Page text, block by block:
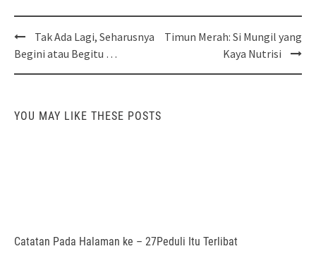
Post
navigation
Tak Ada Lagi, Seharusnya
Begini atau Begitu …
Timun Merah: Si Mungil yang
Kaya Nutrisi
YOU MAY LIKE THESE POSTS
Catatan Pada Halaman ke – 27Peduli Itu Terlibat